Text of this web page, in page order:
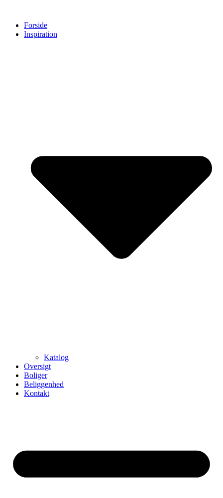
contentForside
Inspiration
Katalog
Oversigt
Boliger
Beliggenhed
Kontakt